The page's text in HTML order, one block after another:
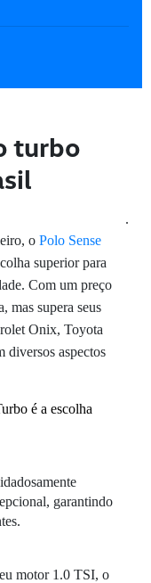
turbo
.
o Polo Sense
superior para
Com um preço
mas supera seus
Onix, Toyota
diversos aspectos
é a escolha
garantindo
motor 1.0 TSI, o